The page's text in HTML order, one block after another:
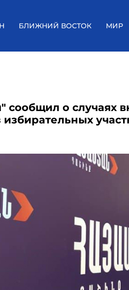
БЛИЖНИЙ ВОСТОК МИР
сообщил о случаях